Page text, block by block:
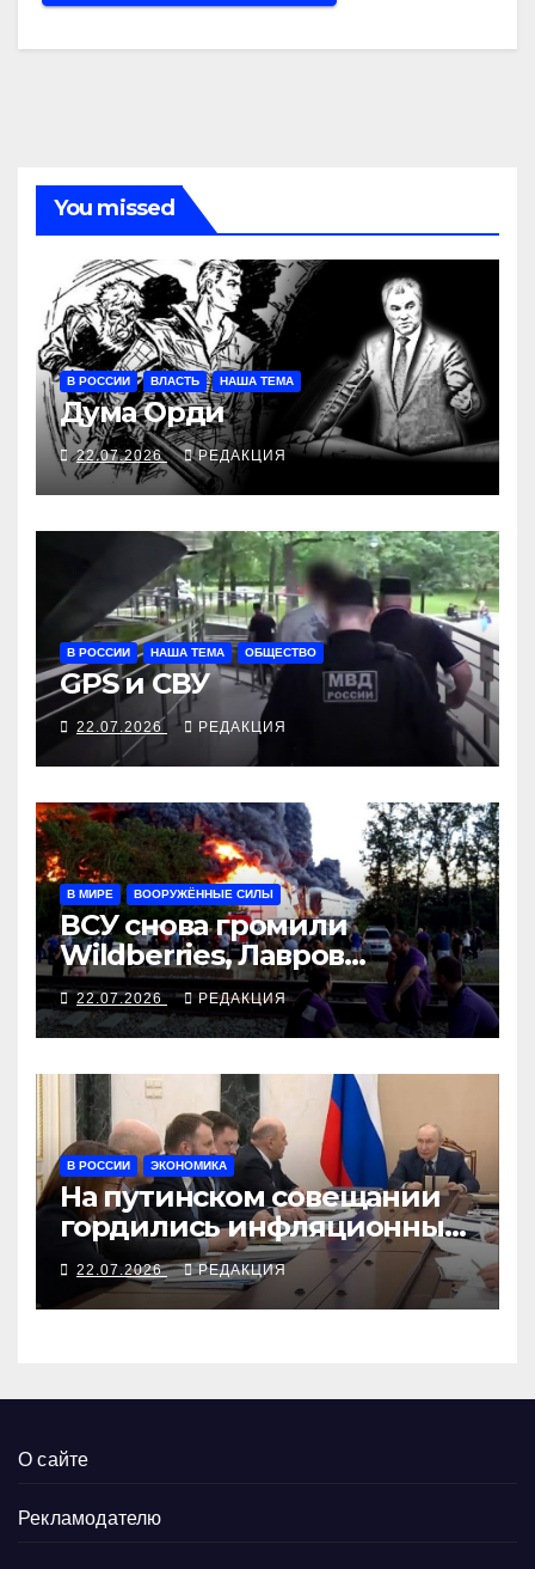
You missed
В РОССИИ ВЛАСТЬ НАША ТЕМА
Дума Орди
22.07.2026 РЕДАКЦИЯ
В РОССИИ НАША ТЕМА ОБЩЕСТВО
GPS и СВУ
22.07.2026 РЕДАКЦИЯ
В МИРЕ ВООРУЖЁННЫЕ СИЛЫ
ВСУ снова громили
Wildberries, Лавров
собрался жаловаться из
Манилу в Вашингтон
22.07.2026 РЕДАКЦИЯ
В РОССИИ ЭКОНОМИКА
На путинском совещании
гордились инфляционным
разгоном
22.07.2026 РЕДАКЦИЯ
О сайте
Рекламодателю